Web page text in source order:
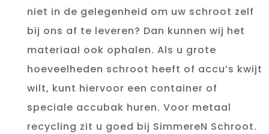
niet in de gelegenheid om uw schroot zelf
bij ons af te leveren? Dan kunnen wij het
materiaal ook ophalen. Als u grote
hoeveelheden schroot heeft of accu’s kwijt
wilt, kunt hiervoor een container of
speciale accubak huren. Voor metaal
recycling zit u goed bij SimmereN Schroot.